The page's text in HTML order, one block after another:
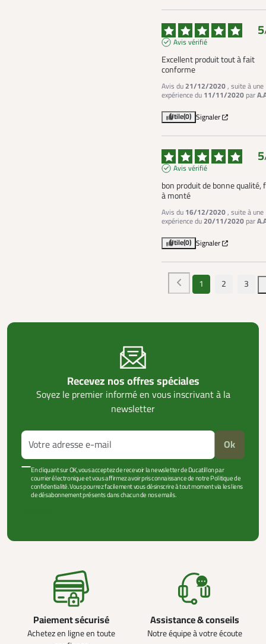
5
Avis vérifié
Excellent produit tout à fait
conforme
Avis du21/12/2020, suite à une
expérience du 11/11/2020 par
Utile(0) Signaler
5
Avis vérifié
bon produit de bonne qualité,
à monté
Avis du 16/12/2020, suite à une
expérience du20/11/2020 par
Utile(0) Signaler
1 2 3
Recevez nos offres spéciales
Soyez le premier informé en vous inscrivant à la
newsletter
Ok
En cliquant sur OK, vous acceptez de recevoir la newsletter de Ducatillon par
courrier électronique et vous affirmez avoir pris connaissance de notre Politique de
confidentialité. Vous pourrez facilement vous désinscrire à tout moment via les liens
de désabonnement présents dans chacun de nos emails.
Paiement sécurisé
Achetez en ligne en toute
Assistance & conseils
Notre équipe à votre écoute